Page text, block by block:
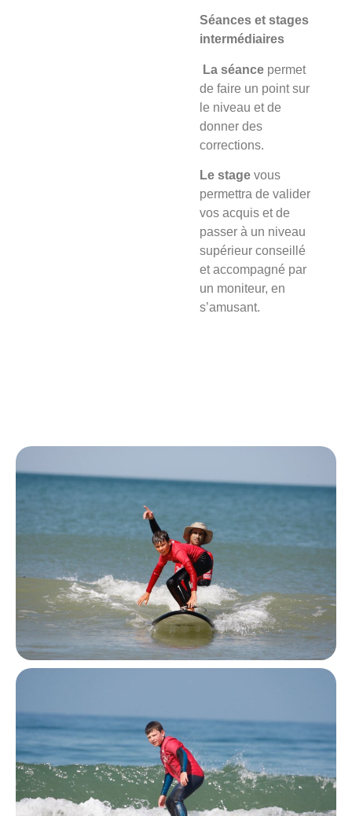
Séances et stages
intermédiaires
La séance permet
de faire un point sur
le niveau et de
donner des
corrections.
Le stage vous
permettra de valider
vos acquis et de
passer à un niveau
supérieur conseillé
et accompagné par
un moniteur, en
s’amusant.